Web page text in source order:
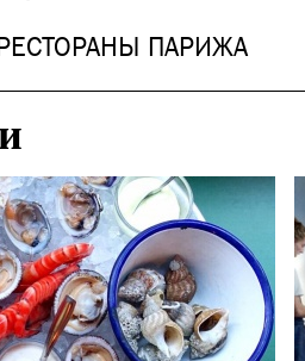
ПАРИЖА